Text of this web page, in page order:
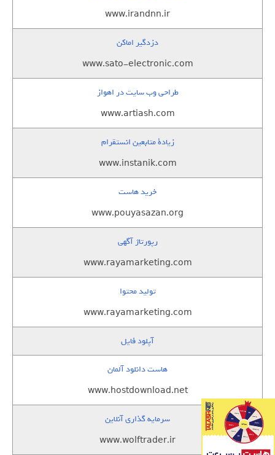
www.irandnn.ir
دزدگیر اماکن
www.sato-electronic.com
طراحی وب سایت در اهواز
www.artiash.com
زيادة متابعين انستقرام
www.instanik.com
خرید هاست
www.pouyasazan.org
رپورتاژ آگهی
www.rayamarketing.com
تولید محتوا
www.rayamarketing.com
آپلود فایل
هاست دانلود آلمان
www.hostdownload.net
سرمایه گذاری آنلاین
www.wolftrader.ir